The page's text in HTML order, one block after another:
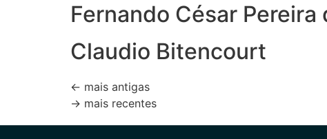
Fernando César Pereira
Claudio Bitencourt
← mais antigas
→ mais recentes